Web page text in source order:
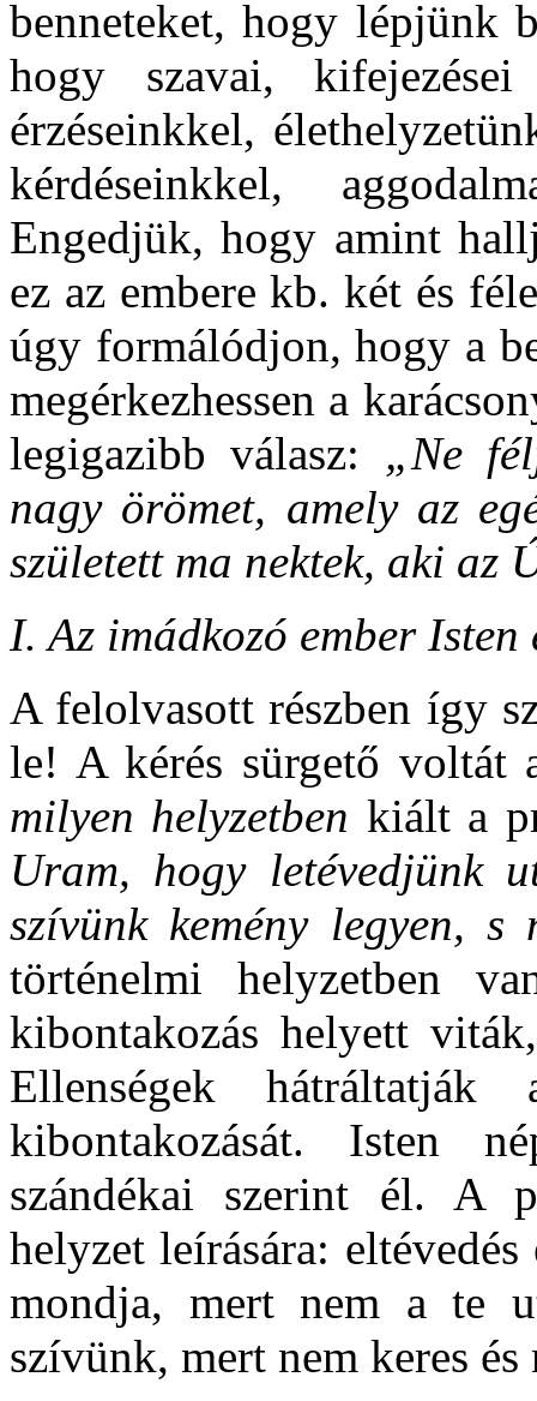
benneteket, hogy lépjünk
hogy szavai,
érzéseinkkel,
kérdéseinkkel,
Engedjük, hogy amint
ez az embere kb. két és
úgy formálódjon, hogy a
megérkezhessen a
legigazibb válasz: „Ne
nagy örömet, amely az
született ma nektek, aki az
I. Az imádkozó ember
A felolvasott részben így
le! A kérés sürgető voltát
milyen helyzetben kiált a
Uram, hogy letévedjünk
szívünk kemény legyen,
történelmi helyzetben
kibontakozás helyett
Ellenségek
kibontakozását. Isten
szándékai szerint él. A
helyzet leírására:
mondja, mert nem a te
szívünk, mert nem keres